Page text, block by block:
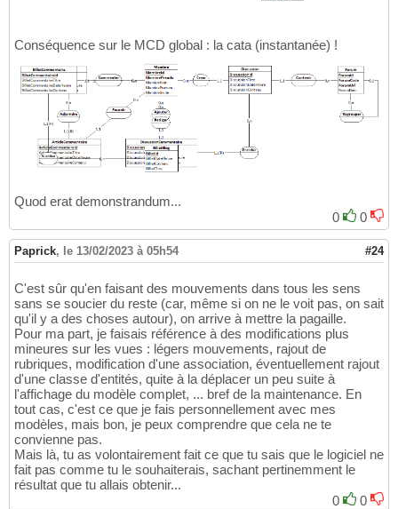
Conséquence sur le MCD global : la cata (instantanée) !
Quod erat demonstrandum...
0
0
Paprick, le 13/02/2023 à 05h54 #24
C'est sûr qu'en faisant des mouvements dans tous les sens
sans se soucier du reste (car, même si on ne le voit pas, on sait
qu'il y a des choses autour), on arrive à mettre la pagaille.
Pour ma part, je faisais référence à des modifications plus
mineures sur les vues : légers mouvements, rajout de
rubriques, modification d'une association, éventuellement rajout
d'une classe d'entités, quite à la déplacer un peu suite à
l'affichage du modèle complet, ... bref de la maintenance. En
tout cas, c'est ce que je fais personnellement avec mes
modèles, mais bon, je peux comprendre que cela ne te
convienne pas.
Mais là, tu as volontairement fait ce que tu sais que le logiciel ne
fait pas comme tu le souhaiterais, sachant pertinemment le
résultat que tu allais obtenir...
0
0